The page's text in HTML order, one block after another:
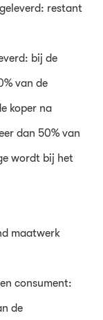
restant
bij de
van de
koper na
dan 50% van
wordt bij het
maatwerk
consument:
de